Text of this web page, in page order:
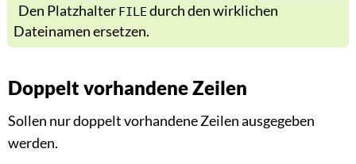
Den Platzhalter FILE durch den wirklichen
Dateinamen ersetzen.
Doppelt vorhandene Zeilen
Sollen nur doppelt vorhandene Zeilen ausgegeben
werden.